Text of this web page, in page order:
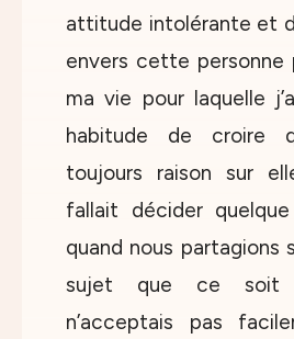
attitude intolérante et
envers cette personne
ma vie pour laquelle
habitude de croire
toujours raison sur
fallait décider
quand nous partagions
sujet que ce
n’acceptais pas